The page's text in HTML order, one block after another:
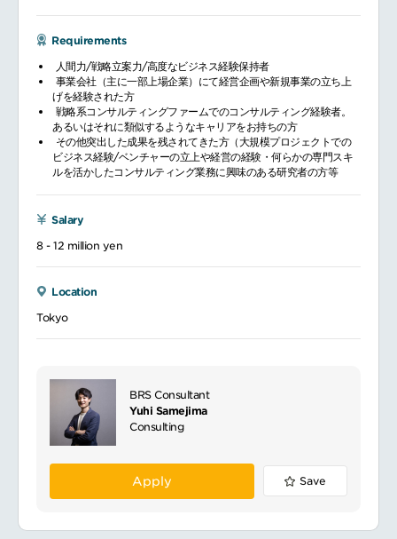
Requirements
人間力/戦略立案力/高度なビジネス経験保持者
事業会社（主に一部上場企業）にて経営企画や新規事業の立ち上
げを経験された方
戦略系コンサルティングファームでのコンサルティング経験者。
あるいはそれに類似するようなキャリアをお持ちの方
その他突出した成果を残されてきた方（大規模プロジェクトでの
ビジネス経験/ベンチャーの立上や経営の経験・何らかの専門スキ
ルを活かしたコンサルティング業務に興味のある研究者の方等
Salary
8 - 12 million yen
Location
Tokyo
BRS Consultant
Yuhi Samejima
Consulting
Apply Save